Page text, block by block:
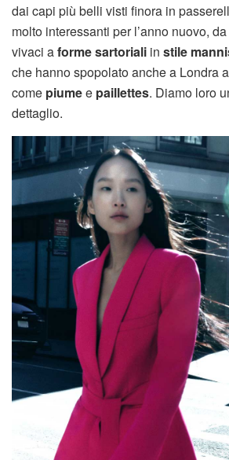
dai capi più belli visti finora in
molto interessanti per l’anno nuovo, da
vivaci aforme sartoriali in stile
che hanno spopolato anche a Londra
come piumee paillettes. Diamo loro
dettaglio.